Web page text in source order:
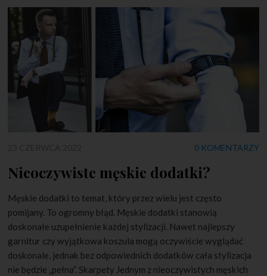
0 KOMENTARZY
Nieoczywiste męskie dodatki?
Męskie dodatki to temat, który przez wielu jest często
pomijany. To ogromny błąd. Męskie dodatki stanowią
doskonałe uzupełnienie każdej stylizacji. Nawet najlepszy
garnitur czy wyjątkowa koszula mogą oczywiście wyglądać
doskonale, jednak bez odpowiednich dodatków cała stylizacja
nie będzie „pełna”. Skarpety Jednym z nieoczywistych męskich